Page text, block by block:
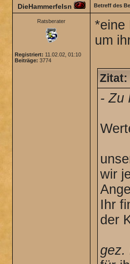
DieHammerfelsn Betreff des
Ratsberater
Registriert: 11.02.02, 01:10
Beiträge: 3774
*eine
um
Zitat:
- Zu
wir
Ihr
der
gez.